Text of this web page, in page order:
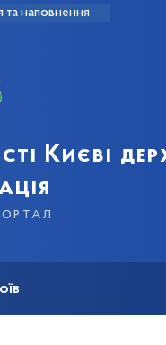
та наповнення
Києві